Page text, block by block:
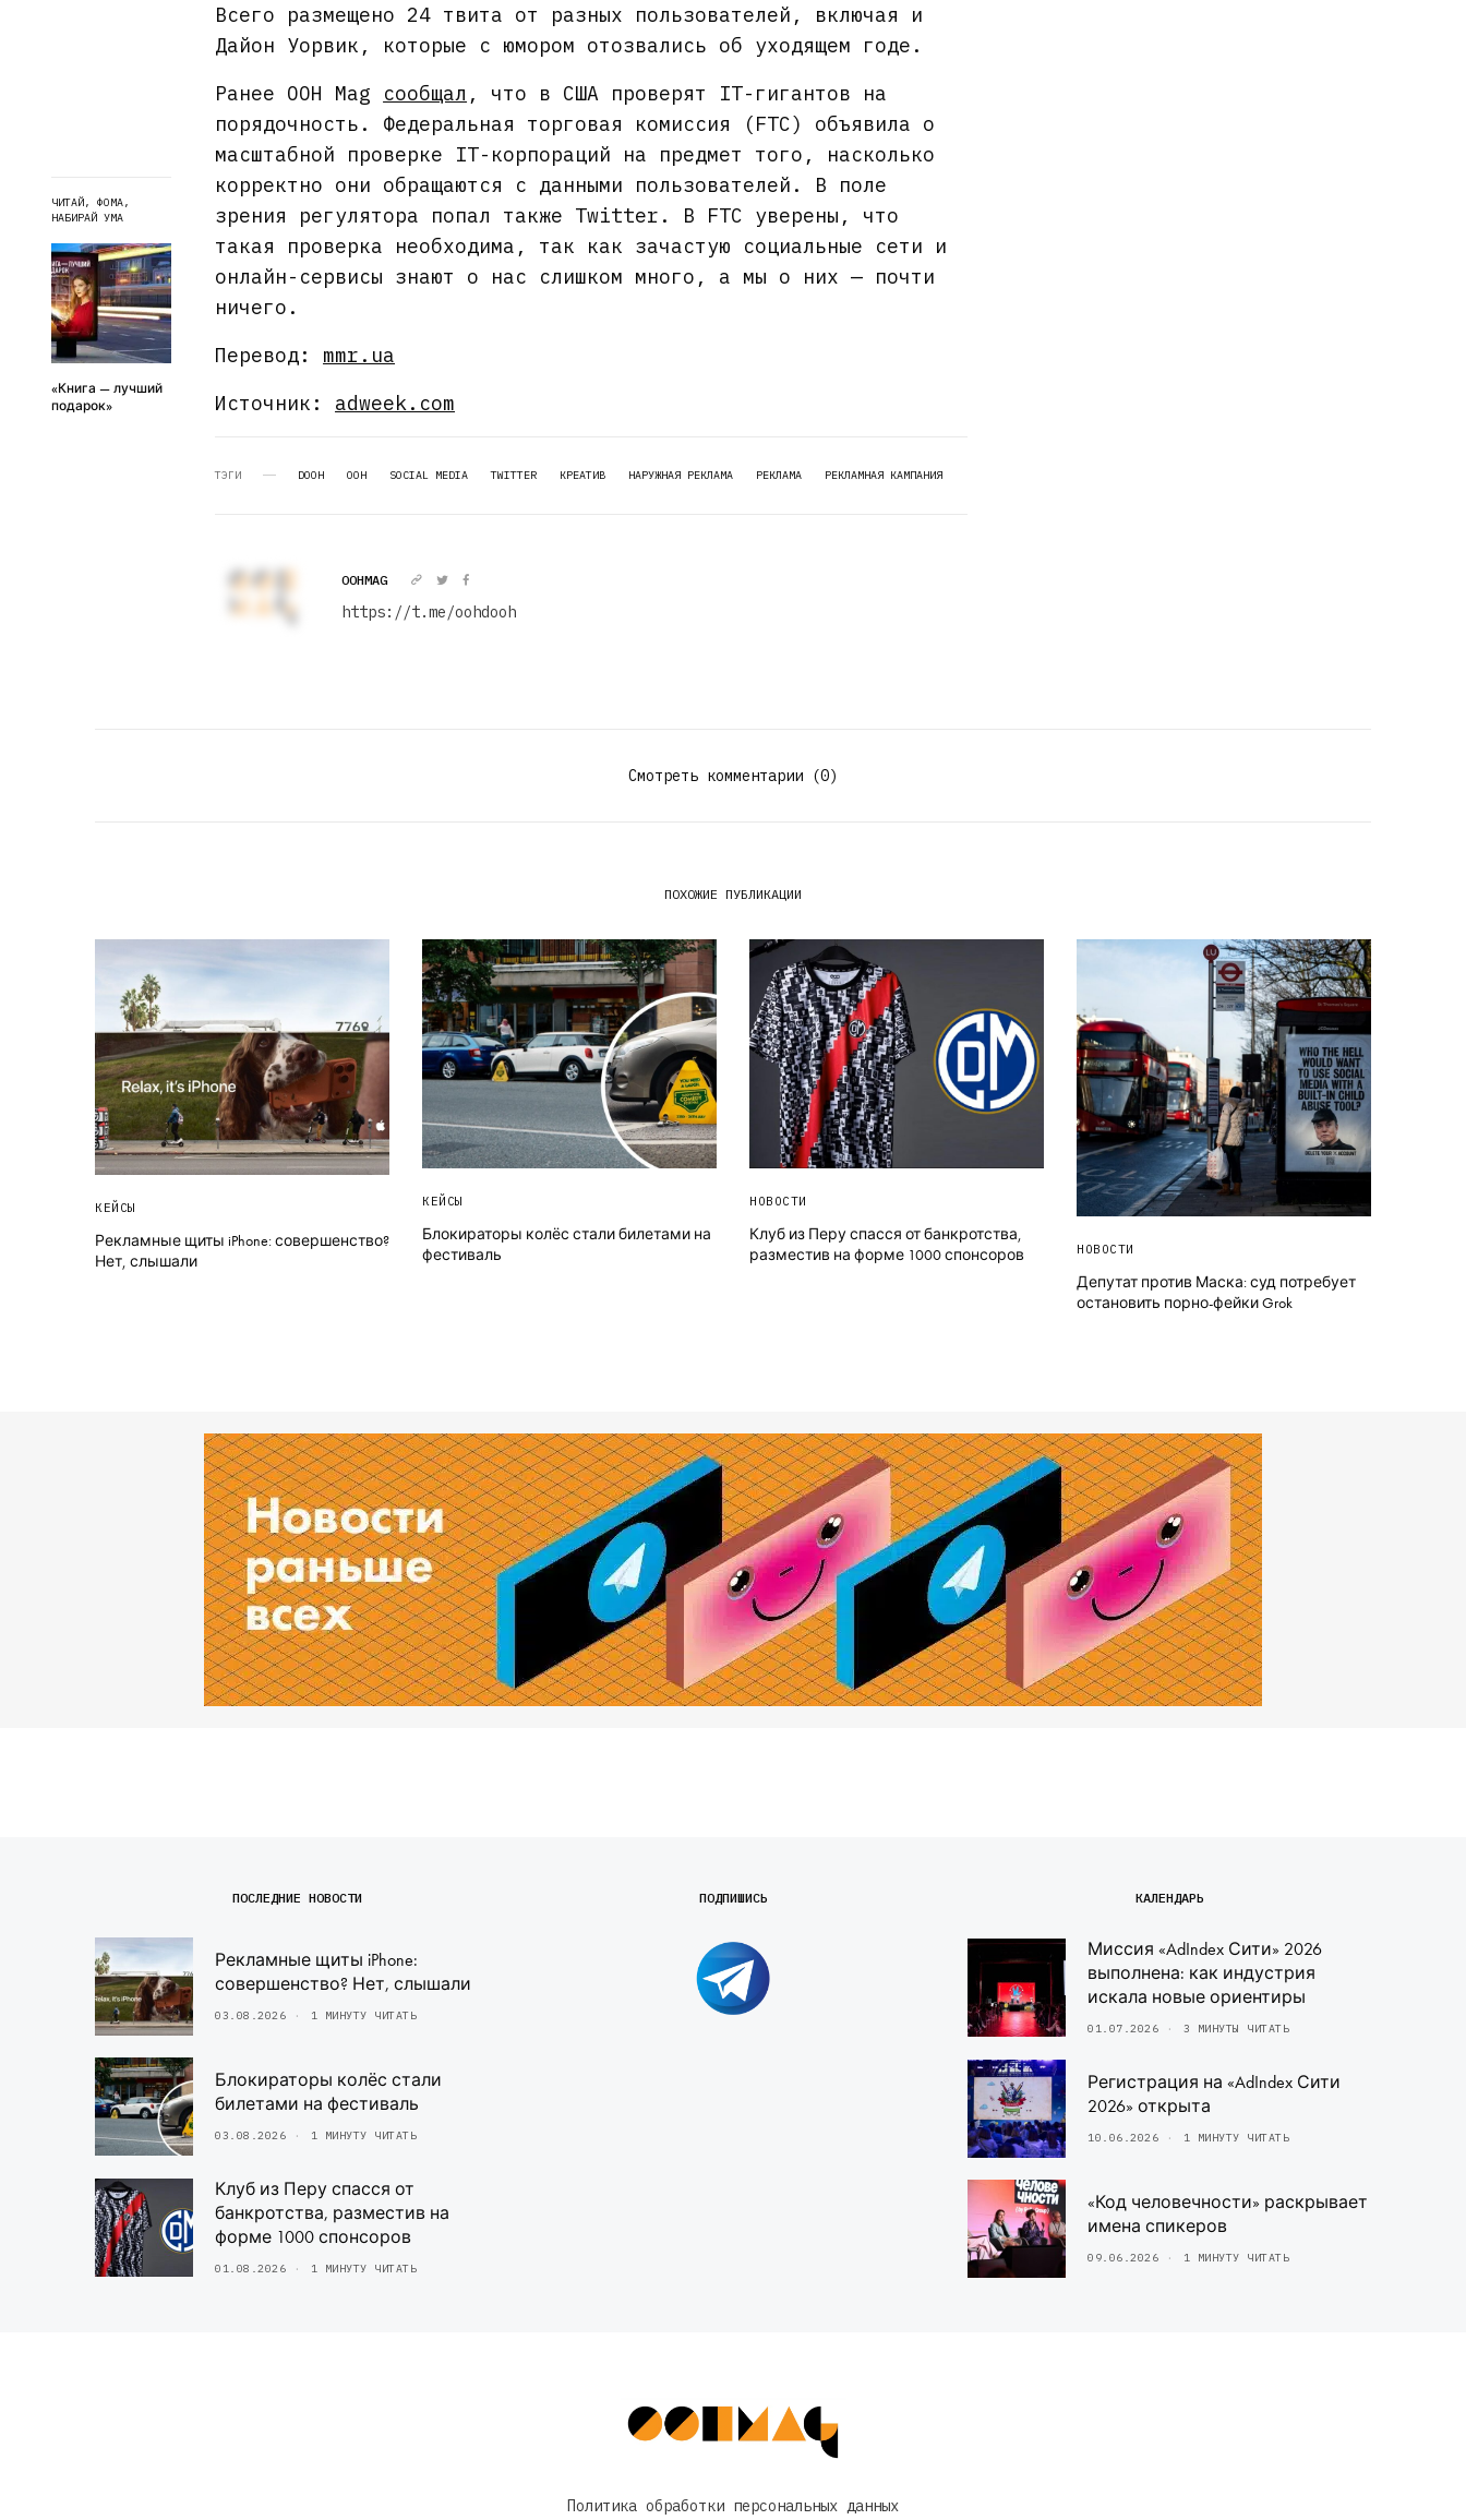
ЧИТАЙ, ФОМА,
НАБИРАЙ УМА
«Книга — лучший
подарок»
Всего размещено 24 твита от разных пользователей, включая и
Дайон Уорвик, которые с юмором отозвались об уходящем годе.
Ранее OOH Mag сообщал , что в США проверят IT-гигантов на
порядочность. Федеральная торговая комиссия (FTC) объявила о
масштабной проверке IT-корпораций на предмет того, насколько
корректно они обращаются с данными пользователей. В поле
зрения регулятора попал также Twitter. В FTC уверены, что
такая проверка необходима, так как зачастую социальные сети и
онлайн-сервисы знают о нас слишком много, а мы о них — почти
ничего.
Перевод: mmr.ua
Источник: adweek.com
ТЭГИ DOOH OOH SOCIAL MEDIA TWITTER КРЕАТИВ НАРУЖНАЯ РЕКЛАМА РЕКЛАМА РЕКЛАМНАЯ КАМПАНИЯ
OOHMAG
https://t.me/oohdooh
Смотреть комментарии (0)
ПОХОЖИЕ ПУБЛИКАЦИИ
КЕЙСЫ
Рекламные щиты iPhone: совершенство?
Нет, слышали
КЕЙСЫ
Блокираторы колёс стали билетами на
фестиваль
НОВОСТИ
Клуб из Перу спасся от банкротства,
разместив на форме 1000 спонсоров
НОВОСТИ
Депутат против Маска: суд потребует
остановить порно-фейки Grok
ПОСЛЕДНИЕ НОВОСТИ
Рекламные щиты iPhone:
совершенство? Нет, слышали
03.08.2026 1 МИНУТУ ЧИТАТЬ
Блокираторы колёс стали
билетами на фестиваль
03.08.2026 1 МИНУТУ ЧИТАТЬ
Клуб из Перу спасся от
банкротства, разместив на
форме 1000 спонсоров
01.08.2026 1 МИНУТУ ЧИТАТЬ
ПОДПИШИСЬ КАЛЕНДАРЬ
Миссия «AdIndex Сити» 2026
выполнена: как индустрия
искала новые ориентиры
01.07.2026 3 МИНУТЫ ЧИТАТЬ
Регистрация на «AdIndex Сити
2026» открыта
10.06.2026 1 МИНУТУ ЧИТАТЬ
«Код человечности» раскрывает
имена спикеров
09.06.2026 1 МИНУТУ ЧИТАТЬ
Политика обработки персональных данных